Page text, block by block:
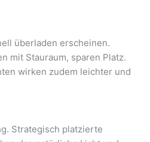
überladen erscheinen.
mit Stauraum, sparen Platz.
wirken zudem leichter und
Strategisch platzierte